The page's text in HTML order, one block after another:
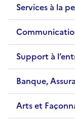
Services à la
Support à
Banque,
Arts et